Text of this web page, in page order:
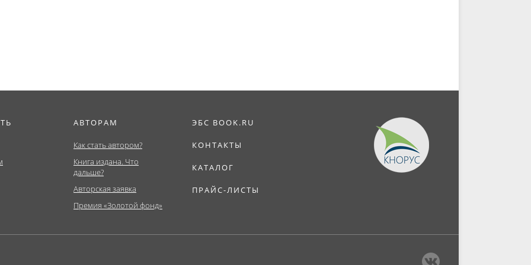
АВТОРАМ
Как стать автором?
Книга издана. Что
дальше?
Авторская заявка
Премия «Золотой фонд»
ЭБС BOOK.RU
КОНТАКТЫ
КАТАЛОГ
ПРАЙС-ЛИСТЫ